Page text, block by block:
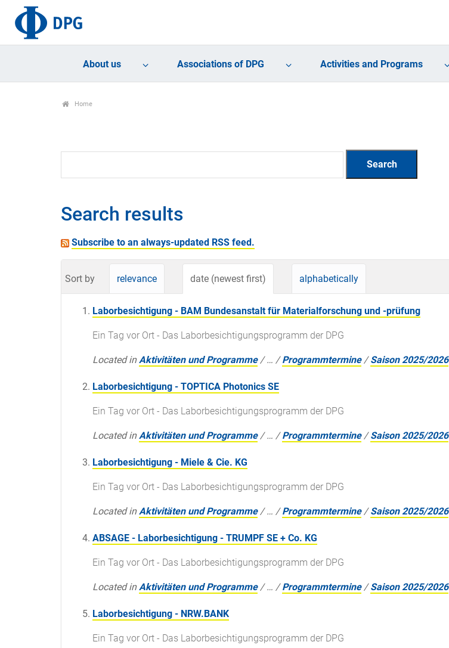
About us Associations of DPG Activities and Programs
Home
Search results
Subscribe to an always-updated RSS feed.
Sort by relevance date (newest first) alphabetically
Laborbesichtigung - BAM Bundesanstalt für Materialforschung und -prüfung
Ein Tag vor Ort - Das Laborbesichtigungsprogramm der DPG
Located in Aktivitäten und Programme /… /Programmtermine /Saison 2025/2026
Laborbesichtigung - TOPTICA Photonics SE
Ein Tag vor Ort - Das Laborbesichtigungsprogramm der DPG
Located in Aktivitäten und Programme /… /Programmtermine /Saison 2025/2026
Laborbesichtigung - Miele & Cie. KG
Ein Tag vor Ort - Das Laborbesichtigungsprogramm der DPG
Located in Aktivitäten und Programme /… /Programmtermine /Saison 2025/2026
ABSAGE - Laborbesichtigung - TRUMPF SE + Co. KG
Ein Tag vor Ort - Das Laborbesichtigungsprogramm der DPG
Located in Aktivitäten und Programme /… /Programmtermine /Saison 2025/2026
Laborbesichtigung - NRW.BANK
Ein Tag vor Ort - Das Laborbesichtigungsprogramm der DPG